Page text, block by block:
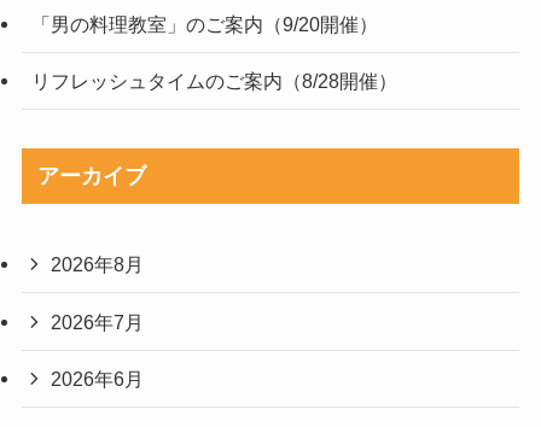
「男の料理教室」のご案内（9/20開催）
リフレッシュタイムのご案内（8/28開催）
アーカイブ
2026年8月
2026年7月
2026年6月